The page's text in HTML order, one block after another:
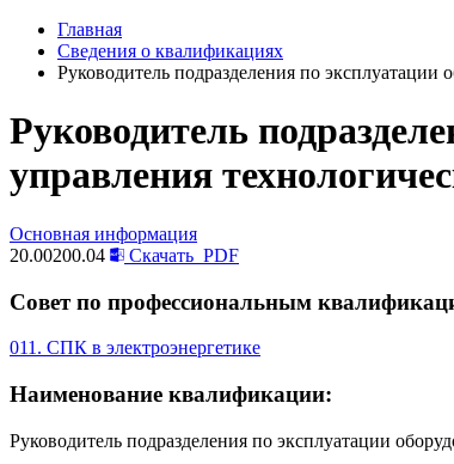
Главная
Сведения о квалификациях
Руководитель подразделения по
Руководитель
управления
Основная информация
20.00200.04
Скачать PDF
Совет по профессиональным
011. СПК в электроэнергетике
Наименование квалификации:
Руководитель подразделения по эксплуатации